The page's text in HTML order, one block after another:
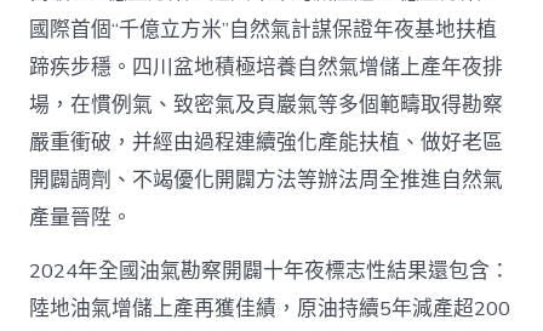
國際首個“千億立方米”自然氣計謀保證年夜基地扶植
蹄疾步穩。四川盆地積極培養自然氣增儲上產年夜排
場，在慣例氣、致密氣及頁巖氣等多個範疇取得勘察
嚴重衝破，并經由過程連續強化產能扶植、做好老區
開闢調劑、不竭優化開闢方法等辦法周全推進自然氣
產量晉陞。
2024年全國油氣勘察開闢十年夜標志性結果還包含：
陸地油氣增儲上產再獲佳績，原油持續5年減產超200